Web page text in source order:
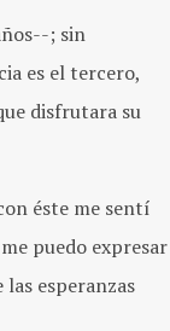
; sin
es el tercero,
disfrutara su
éste me sentí
puedo expresar
esperanzas